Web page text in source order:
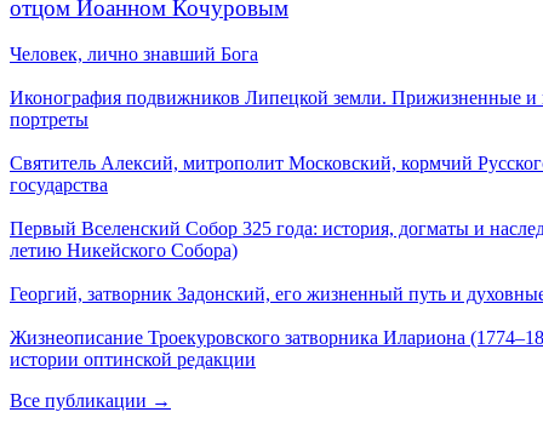
отцом Иоанном Кочуровым
Человек, лично знавший Бога
Иконография подвижников Липецкой земли. Прижизненные и
портреты
Святитель Алексий, митрополит Московский, кормчий
государства
Первый Вселенский Собор 325 года: история, догматы и
летию Никейского Собора)
Георгий, затворник Задонский, его жизненный путь и
Жизнеописание Троекуровского затворника Илариона
истории оптинской редакции
Все публикации →